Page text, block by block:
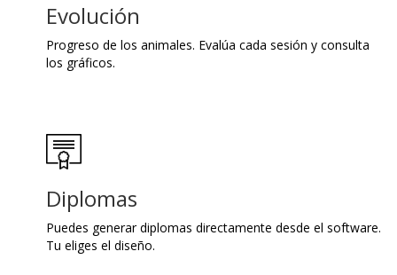
Evolución
Progreso de los animales. Evalúa cada sesión y consulta
los gráficos.
Diplomas
Puedes generar diplomas directamente desde el software.
Tu eliges el diseño.